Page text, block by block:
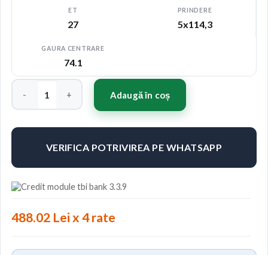
ET
27
PRINDERE
5x114,3
GAURA CENTRARE
74.1
Cantitate Jante ABS F8 19"x8.5" ET27 Culoare SILVER /
Adaugă în coș
VERIFICA POTRIVIREA PE WHATSAPP
488.02 Lei x 4 rate